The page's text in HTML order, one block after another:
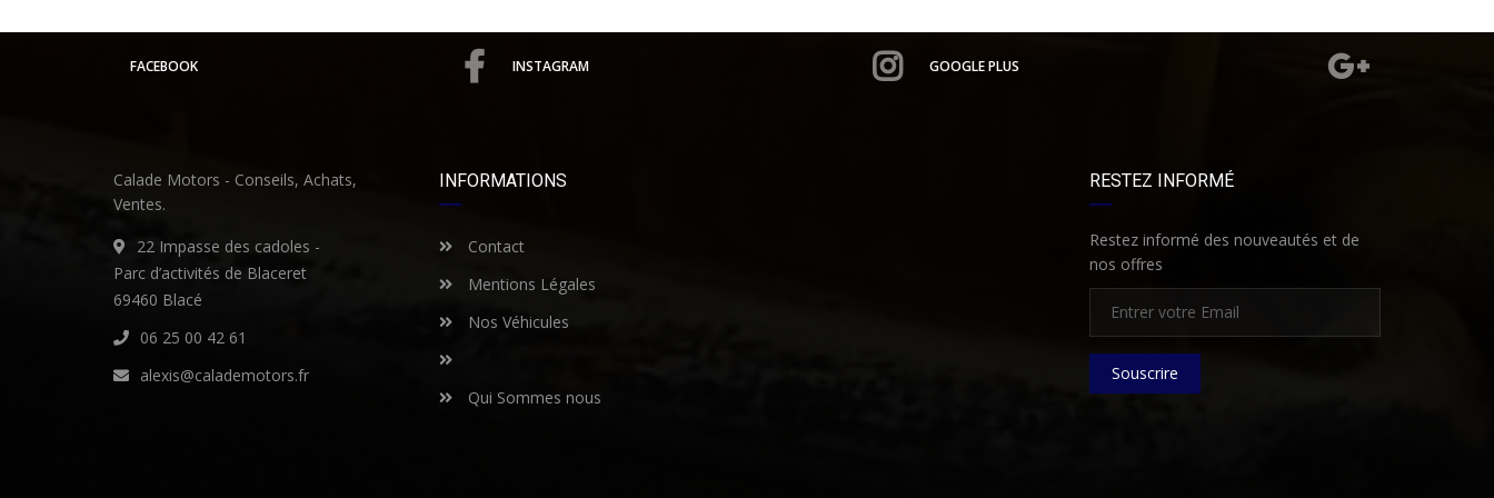
FACEBOOK INSTAGRAM GOOGLE PLUS
Calade Motors - Conseils, Achats,
Ventes.
22 Impasse des cadoles -
Parc d’activités de Blaceret
69460 Blacé
06 25 00 42 61
alexis@calademotors.fr
INFORMATIONS
Contact
Mentions Légales
Nos Véhicules
Qui Sommes nous
RESTEZ INFORMÉ
Restez informé des nouveautés et de
nos offres
Souscrire